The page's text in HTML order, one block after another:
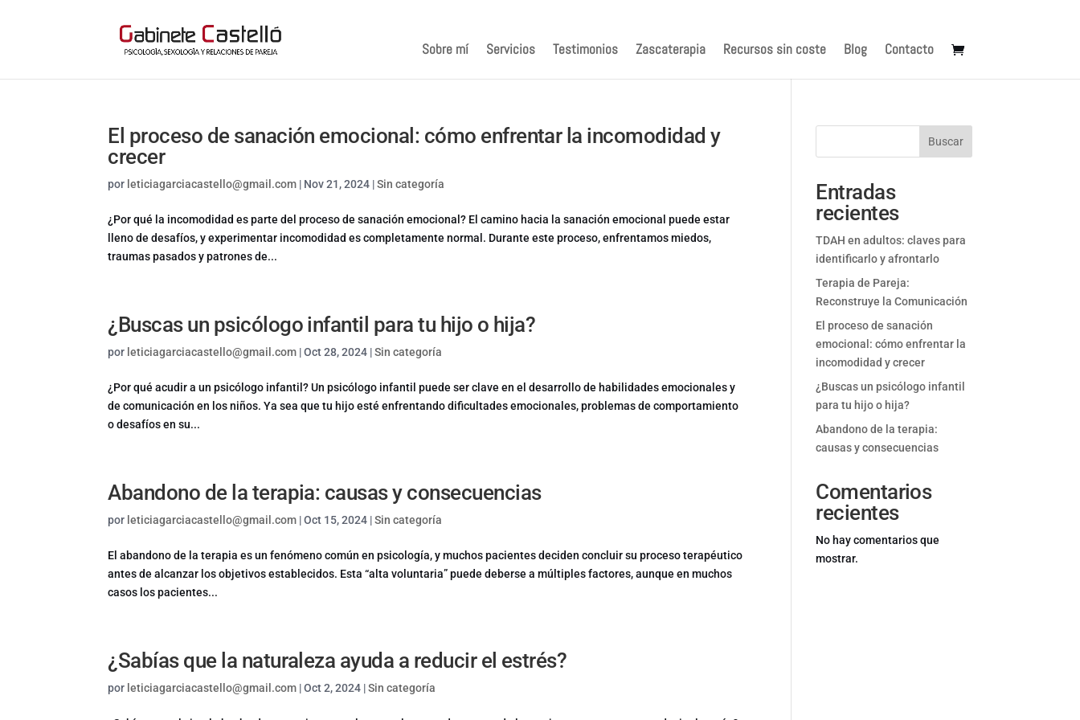
Sobre mí Servicios Testimonios Zascaterapia Recursos sin coste Blog Contacto
El proceso de sanación emocional: cómo enfrentar la incomodidad y
crecer
por leticiagarciacastello@gmail.com | Nov 21, 2024 |Sin categoría
¿Por qué la incomodidad es parte del proceso de sanación emocional? El camino hacia la sanación emocional puede estar
lleno de desafíos, y experimentar incomodidad es completamente normal. Durante este proceso, enfrentamos miedos,
traumas pasados y patrones de...
¿Buscas un psicólogo infantil para tu hijo o hija?
por leticiagarciacastello@gmail.com |Oct 28, 2024 |Sin categoría
¿Por qué acudir a un psicólogo infantil? Un psicólogo infantil puede ser clave en el desarrollo de habilidades emocionales y
de comunicación en los niños. Ya sea que tu hijo esté enfrentando dificultades emocionales, problemas de comportamiento
o desafíos en su...
Abandono de la terapia: causas y consecuencias
por leticiagarciacastello@gmail.com |Oct 15, 2024 |Sin categoría
El abandono de la terapia es un fenómeno común en psicología, y muchos pacientes deciden concluir su proceso terapéutico
antes de alcanzar los objetivos establecidos. Esta “alta voluntaria” puede deberse a múltiples factores, aunque en muchos
casos los pacientes...
¿Sabías que la naturaleza ayuda a reducir el estrés?
por leticiagarciacastello@gmail.com |Oct 2, 2024 |Sin categoría
Buscar
Entradas
recientes
TDAH en adultos: claves para
identificarlo y afrontarlo
Terapia de Pareja:
Reconstruye la Comunicación
El proceso de sanación
emocional: cómo enfrentar la
incomodidad y crecer
¿Buscas un psicólogo infantil
para tu hijo o hija?
Abandono de la terapia:
causas y consecuencias
Comentarios
recientes
No hay comentarios que
mostrar.